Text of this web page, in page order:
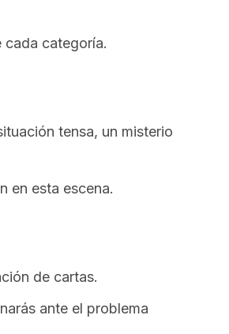
cada categoría.
tensa, un misterio
en esta escena.
de cartas.
ante el problema